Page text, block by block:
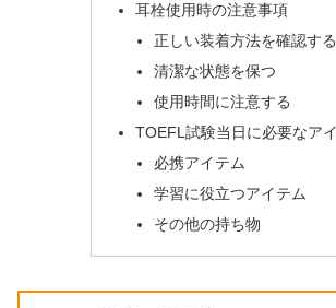
耳栓使用時の注意事項
正しい装着方法を確認する
清潔な状態を保つ
使用時間に注意する
TOEFL試験当日に必要なア
必携アイテム
学習に役立つアイテム
その他の持ち物